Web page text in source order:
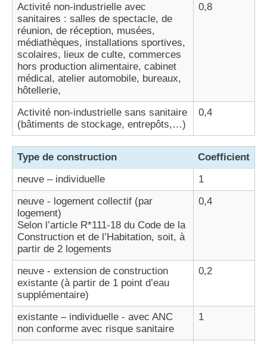
Activité non-industrielle avec
sanitaires : salles de spectacle, de
réunion, de réception, musées,
médiathèques, installations sportives,
scolaires, lieux de culte, commerces
hors production alimentaire, cabinet
médical, atelier automobile, bureaux,
hôtellerie,
0,8
Activité non-industrielle sans sanitaire
(bâtiments de stockage, entrepôts,…)
0,4
Type de construction
Coefficient
neuve – individuelle
1
neuve - logement collectif (par
logement)
Selon l’article R*111-18 du Code de la
Construction et de l’Habitation, soit, à
partir de 2 logements
0,4
neuve - extension de construction
existante (à partir de 1 point d’eau
supplémentaire)
0,2
existante – individuelle - avec ANC
non conforme avec risque sanitaire
1